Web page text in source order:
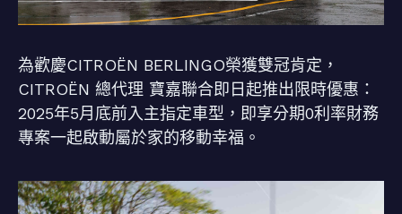
為歡慶CITROËN BERLINGO榮獲雙冠肯定，
CITROËN 總代理 寶嘉聯合即日起推出限時優惠：
2025年5月底前入主指定車型，即享分期0利率財務
專案一起啟動屬於家的移動幸福。